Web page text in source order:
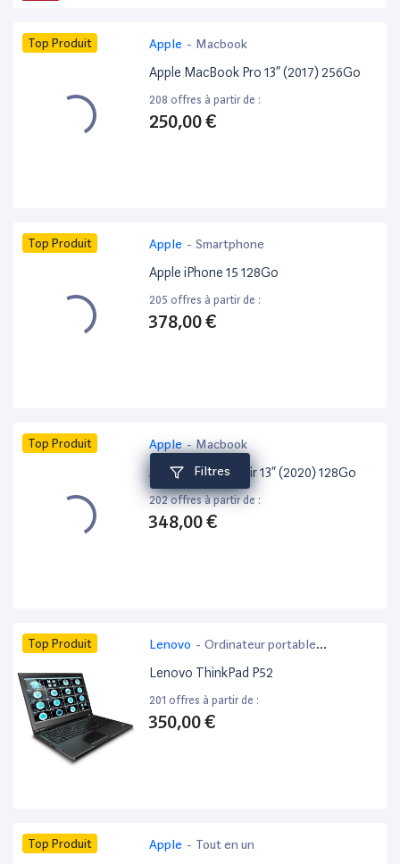
Filtres
Top Produit Apple - Macbook
Apple MacBook Pro 13” (2017) 256Go
208 offres à partir de :
250,00 €
Top Produit Apple - Smartphone
Apple iPhone 15 128Go
205 offres à partir de :
378,00 €
Top Produit Apple- Macbook
Apple MacBook Air 13” (2020) 128Go
202 offres à partir de :
348,00 €
Top Produit Lenovo - Ordinateur portable
bureautique
Lenovo ThinkPad P52
201 offres à partir de :
350,00 €
Top Produit Apple - Tout en un